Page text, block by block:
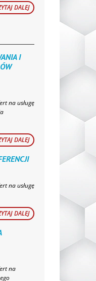
DALEJ
I
na usługę
DALEJ
na usługę
DALEJ
na